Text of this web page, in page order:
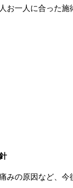
お一人に合った施
みの原因など、今